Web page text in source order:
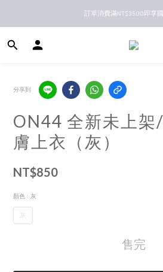
新馬港澳順豐到付配
訂單消費滿NT$3500即享
新馬港澳順豐到付配送
分享到
ON44 全新未上架
膚上衣（灰）
NT$850
顏色 : 灰
灰
售完